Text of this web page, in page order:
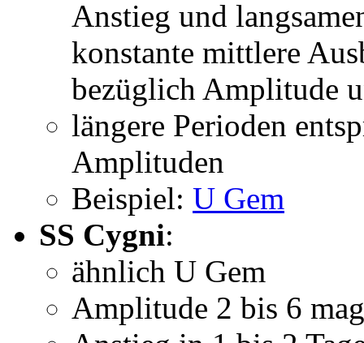
Anstieg und
konstante mittlere
bezüglich Amplitude
längere Perioden
Amplituden
Beispiel: U Gem
SS Cygni:
ähnlich U Gem
Amplitude 2 bis 6 mag